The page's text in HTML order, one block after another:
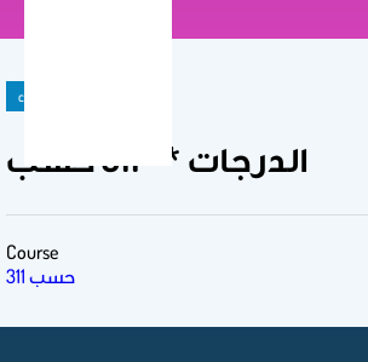
course material
الدرجات ** 311 حسب
Course
311 حسب